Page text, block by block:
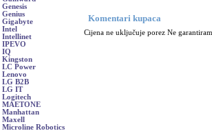
Genesis
Genius
Gigabyte
Intel
Intellinet
IPEVO
IQ
Kingston
LC Power
Lenovo
LG B2B
LG IT
Logitech
MAETONE
Manhattan
Maxell
Microline Robotics
Komentari kupaca
Cijena ne uključuje porez Ne